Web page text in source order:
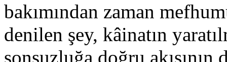
bakımından zaman
denilen şey, kâinatın
sonsuzluğa doğru